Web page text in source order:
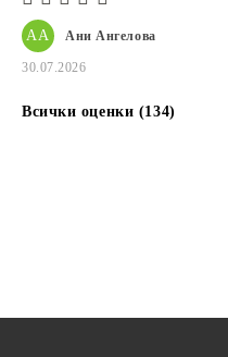
АА Ани Ангелова
30.07.2026
Всички оценки (134)